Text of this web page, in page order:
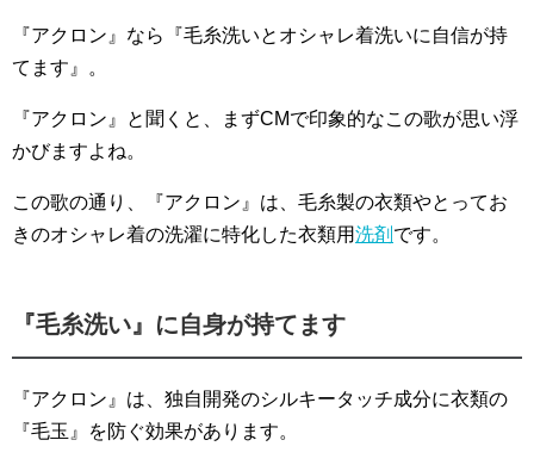
『アクロン』なら『毛糸洗いとオシャレ着洗いに自信が持
てます』。
『アクロン』と聞くと、まずCMで印象的なこの歌が思い浮
かびますよね。
この歌の通り、『アクロン』は、毛糸製の衣類やとってお
きのオシャレ着の洗濯に特化した衣類用洗剤 です。
『毛糸洗い』に自身が持てます
『アクロン』は、独自開発のシルキータッチ成分に衣類の
『毛玉』を防ぐ効果があります。